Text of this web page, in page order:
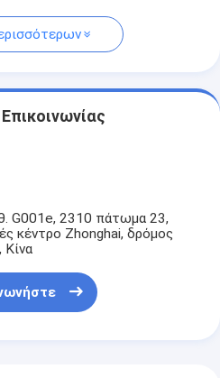
G001e, 2310 πάτωμα 23,
κέντρο Zhonghai, δρόμος
Κίνα